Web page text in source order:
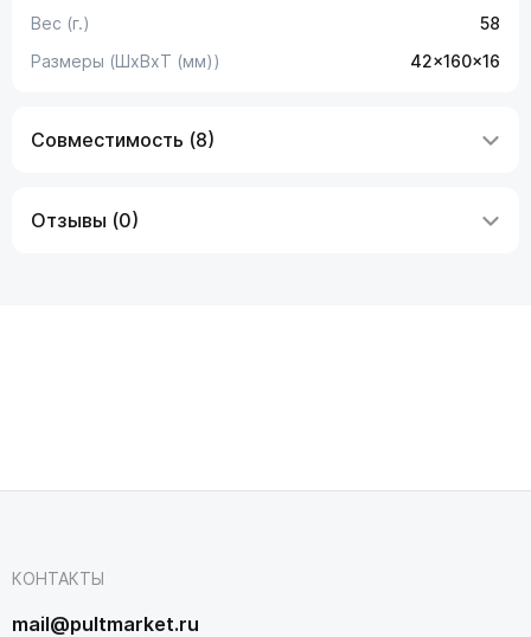
Вес (г.)
58
Размеры (ШxВxТ (мм))
42x160x16
Совместимость (8)
Отзывы (0)
КОНТАКТЫ
mail@pultmarket.ru